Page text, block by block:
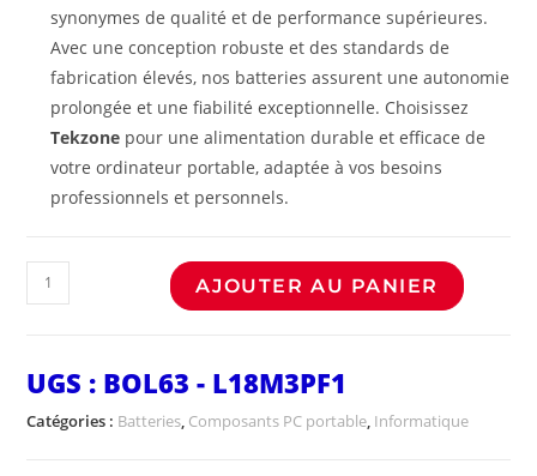
synonymes de qualité et de performance supérieures.
Avec une conception robuste et des standards de
fabrication élevés, nos batteries assurent une autonomie
prolongée et une fiabilité exceptionnelle. Choisissez
Tekzone pour une alimentation durable et efficace de
votre ordinateur portable, adaptée à vos besoins
professionnels et personnels.
AJOUTER AU PANIER
UGS : BOL63 - L18M3PF1
Catégories : Batteries, Composants PC portable, Informatique